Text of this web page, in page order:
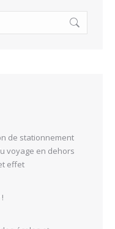
de stationnement
voyage en dehors
effet